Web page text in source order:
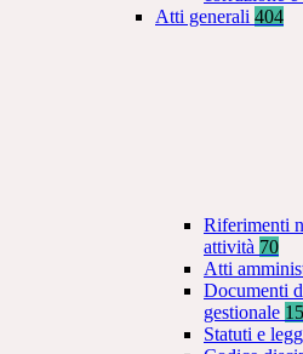
Atti generali 404
Riferimenti
attività 70
Atti
Documenti
gestionale 15
Statuti e